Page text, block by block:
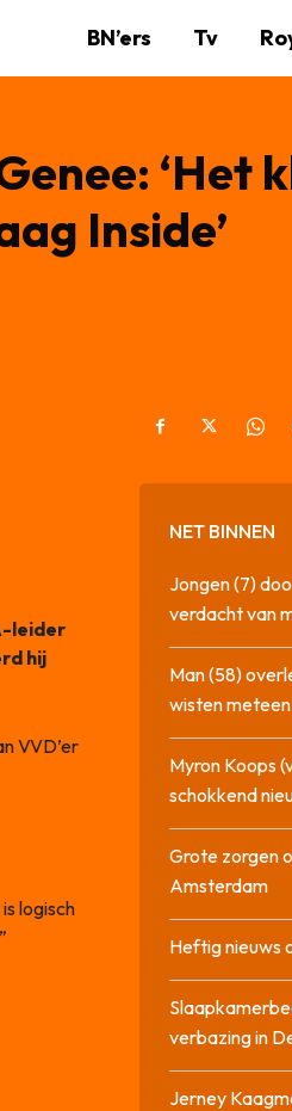
BN’ers Tv
‘Het
Inside’
leider
hij
VVD’er
logisch
NET BINNEN
Jongen (7)
verdacht van
Man (58)
wisten
Myron Koops
schokkend
Grote zorgen
Amsterdam
Heftig nieuws
verbazing in
Jerney